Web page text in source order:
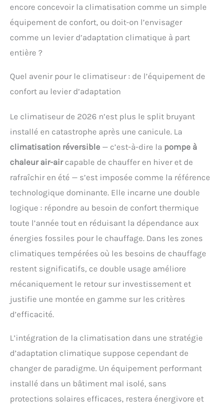
encore concevoir la climatisation comme un simple
équipement de confort, ou doit-on l’envisager
comme un levier d’adaptation climatique à part
entière ?
Quel avenir pour le climatiseur : de l’équipement de
confort au levier d’adaptation
Le climatiseur de 2026 n’est plus le split bruyant
installé en catastrophe après une canicule. La
climatisation réversible — c’est-à-dire la pompe à
chaleur air-aircapable de chauffer en hiver et de
rafraîchir en été — s’est imposée comme la référence
technologique dominante. Elle incarne une double
logique : répondre au besoin de confort thermique
toute l’année tout en réduisant la dépendance aux
énergies fossiles pour le chauffage. Dans les zones
climatiques tempérées où les besoins de chauffage
restent significatifs, ce double usage améliore
mécaniquement le retour sur investissement et
justifie une montée en gamme sur les critères
d’efficacité.
L’intégration de la climatisation dans une stratégie
d’adaptation climatique suppose cependant de
changer de paradigme. Un équipement performant
installé dans un bâtiment mal isolé, sans
protections solaires efficaces, restera énergivore et